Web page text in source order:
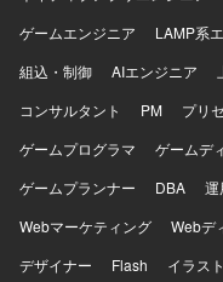
ゲームエンジニア
LAMP系
組込・制御
AIエンジニア
コンサルタント
PM プリ
ゲームプログラマ
ゲームデ
ゲームプランナー
DBA 運
Webマーケティング
Webデ
デザイナー
Flash イラス